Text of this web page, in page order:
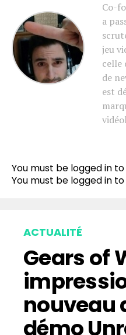
Co-
a
jeu
celle
de
est
You must be logged in
You must be logged in
ACTUALITÉ
Gears of
nouveau
démo